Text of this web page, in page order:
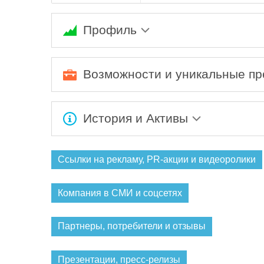
Профиль
Возможности и уникальные
История и Активы
машиностроении и высоких технологий.
Ссылки на рекламу, PR-акции и видеоролики
Компания в СМИ и соцсетях
Партнеры, потребители и отзывы
Презентации, пресс-релизы